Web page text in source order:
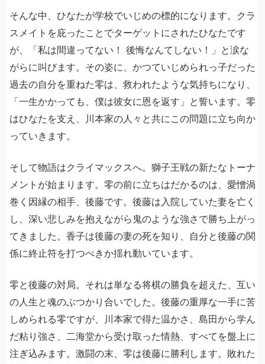
そんな中、ひなたが学校でいじめの標的になります。クラ
スメイトを庇ったことでターゲットにされたひなたです
が、「私は間違ってない！ 後悔なんてしない！」と涙な
がらに叫びます。その姿に、かつていじめられっ子だった
過去の自分を重ねた零は、救われたような気持ちになり、
「一生かかっても、僕は彼女に恩を返す」と誓います。零
はひなたを支え、川本家の人々と共にこの問題に立ち向か
っていきます。
そして物語はクライマックスへ。獅子王戦の新たなトーナ
メントが始まります。零の前に立ちはだかるのは、愛憎渦
巻く因縁の相手、後藤です。後藤は入院していた妻を亡く
し、深い悲しみを抱えながら鬼のような強さで勝ち上がっ
てきました。香子は後藤の妻の死を知り、自分と後藤の関
係に終止符を打つべきか揺れ動いています。
零と後藤の対局。それは単なる将棋の勝負を超えた、互い
の人生と魂のぶつかり合いでした。後藤の重厚な一手に苦
しめられる零ですが、川本家で得た温かさ、島田から学ん
だ粘り強さ、二海堂から受け取った情熱、すべてを盤上に
注ぎ込みます。激闘の末、零は後藤に勝利します。敗れた